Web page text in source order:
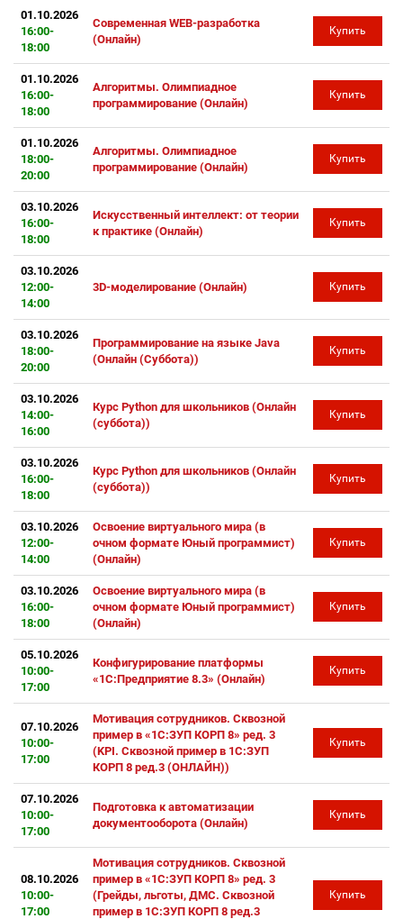
01.10.2026
16:00-
18:00
Современная WEB-разработка
(Онлайн)
Купить
01.10.2026
16:00-
18:00
Алгоритмы. Олимпиадное
программирование (Онлайн)
Купить
01.10.2026
18:00-
20:00
Алгоритмы. Олимпиадное
программирование (Онлайн)
Купить
03.10.2026
16:00-
18:00
Искусственный интеллект: от теории
к практике (Онлайн)
Купить
03.10.2026
12:00-
14:00
3D-моделирование (Онлайн) Купить
03.10.2026
18:00-
20:00
Программирование на языке Java
(Онлайн (Суббота))
Купить
03.10.2026
14:00-
16:00
Курс Python для школьников (Онлайн
(суббота))
Купить
03.10.2026
16:00-
18:00
Курс Python для школьников (Онлайн
(суббота))
Купить
03.10.2026
12:00-
14:00
Освоение виртуального мира (в
очном формате Юный программист)
(Онлайн)
Купить
03.10.2026
16:00-
18:00
Освоение виртуального мира (в
очном формате Юный программист)
(Онлайн)
Купить
05.10.2026
10:00-
17:00
Конфигурирование платформы
«1С:Предприятие 8.3» (Онлайн)
Купить
07.10.2026
10:00-
17:00
Мотивация сотрудников. Сквозной
пример в «1С:ЗУП КОРП 8» ред. 3
(KPI. Сквозной пример в 1С:ЗУП
КОРП 8 ред.3 (ОНЛАЙН))
Купить
07.10.2026
10:00-
17:00
Подготовка к автоматизации
документооборота (Онлайн)
Купить
08.10.2026
10:00-
17:00
Мотивация сотрудников. Сквозной
пример в «1С:ЗУП КОРП 8» ред. 3
(Грейды, льготы, ДМС. Сквозной
пример в 1С:ЗУП КОРП 8 ред.3
Купить